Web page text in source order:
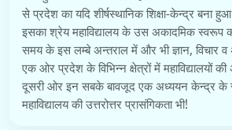
से प्रदेश का यदि शीर्षस्थानिक शिक्षा-केन्द्र बना
इसका श्रेय महाविद्यालय के उस अकादमिक स्वरूप को
समय के इस लम्बे अन्तराल में और भी ज्ञान, विचार
एक ओर प्रदेश के विभिन्न क्षेत्रों में महाविद्यालयों
दूसरी ओर इन सबके बावजूद एक अध्ययन केन्द्र के
महाविद्यालय की उत्तरोत्तर प्रासंगिकता भी!